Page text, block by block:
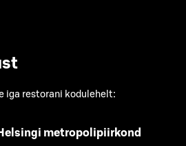
iga restorani kodulehelt:
metropolipiirkond